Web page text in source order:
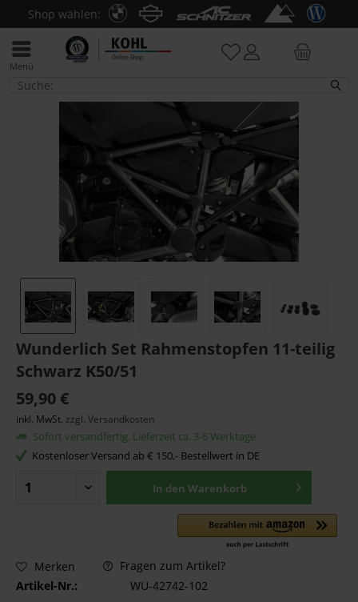
Shop wählen:
Menü
R 1200 GS LC
Wunderlich Set Rahmenstopfen 11-teilig
Schwarz K50/51
59,90 €
inkl. MwSt. zzgl. Versandkosten
Sofort versandfertig. Lieferzeit ca. 3-6 Werktage
Kostenloser Versand ab € 150,- Bestellwert in DE
In den Warenkorb
Merken
Fragen zum Artikel?
Artikel-Nr.:
WU-42742-102